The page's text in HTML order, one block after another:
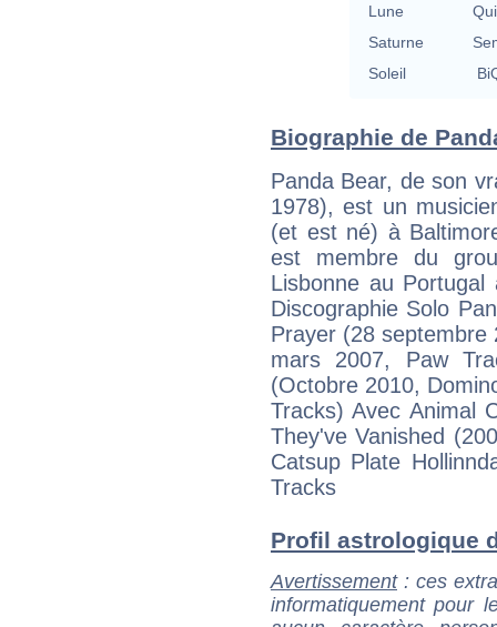
Lune
Saturne
Soleil
Biographie de
Panda Bear, de son
1978), est un
(et est né) à
est membre du
Lisbonne au
Discographie Solo
Prayer (28 septembre
mars 2007, Paw
(Octobre 2010,
Tracks) Avec Animal
They've Vanished
Catsup Plate
Tracks
Profil astrologique
Avertissement: ces
informatiquement pour